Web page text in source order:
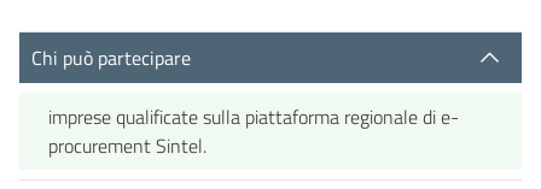
Chi può partecipare
imprese qualificate sulla piattaforma regionale di e-
procurement Sintel.